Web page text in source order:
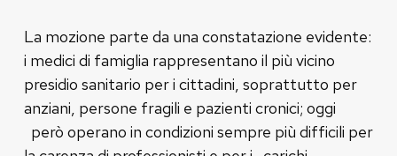
La mozione parte da una constatazione evidente:
i medici di famiglia rappresentano il più vicino
presidio sanitario per i cittadini, soprattutto per
anziani, persone fragili e pazienti cronici; oggi
però operano in condizioni sempre più difficili per